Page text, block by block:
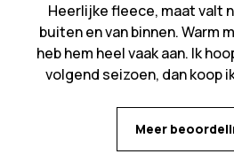
Heerlijke fleece, maat valt
buiten en van binnen. Warm
heb hem heel vaak aan. Ik
volgend seizoen, dan koop
Meer